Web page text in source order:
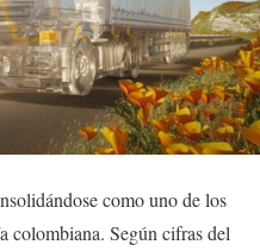
como uno de los
colombiana. Según cifras del